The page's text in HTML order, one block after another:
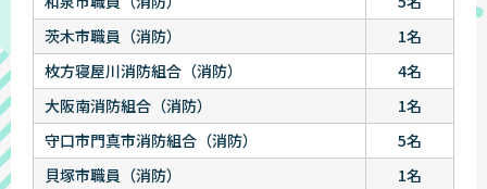
茨木市職員（消防）
1名
枚方寝屋川消防組合（消防）
4名
大阪南消防組合（消防）
1名
守口市門真市消防組合（消防）
5名
貝塚市職員（消防）
1名